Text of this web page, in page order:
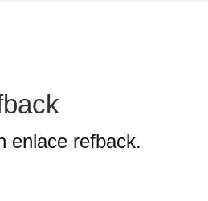
enlace refback.